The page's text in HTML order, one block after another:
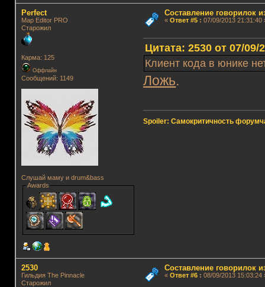
Perfect
Map Editor PRO
Старожил
Карма: 125
Оффлайн
Сообщений: 1149
Слушай маму и drum&bass
Awards
Составление говорилок
« Ответ #5: 07/09/2013 21:31:40
Цитата: 2530 от 07/09/
Клиент кода в юнике
Ложь.
Spoiler: Самокритичность
2530
Гильдия The Pinnacle
Старожил
Составление говорилок
« Ответ #6: 08/09/2013 15:03:24